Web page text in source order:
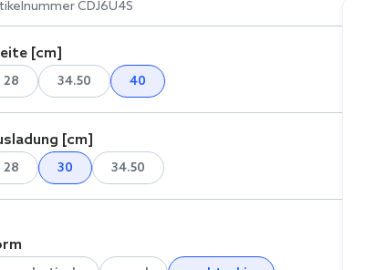
CDJ6U4S
[cm]
28 34.50 40
[cm]
28 30 34.50